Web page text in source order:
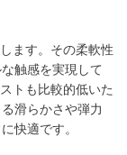
ます。その柔軟性
触感を実現して
トも比較的低いた
滑らかさや弾力
快適です。